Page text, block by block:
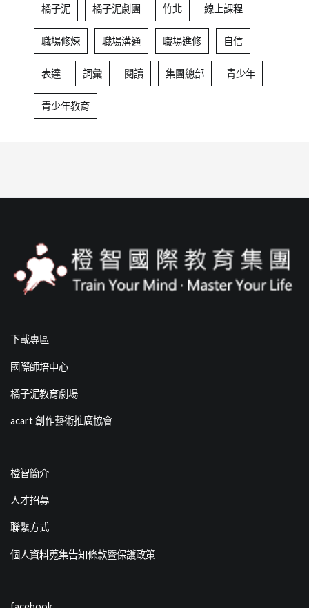
橘子泥 橘子泥劇團 竹北 線上課程
職場修煉 職場溝通 職場進修 自信
表達 詞彙 閱讀 集團總部 青少年
青少年教育
下載專區
國際師培中心
橘子泥教育劇場
acart 創作藝術推廣協會
橙智簡介
人才招募
聯繫方式
個人資料蒐集告知條款暨保護政策